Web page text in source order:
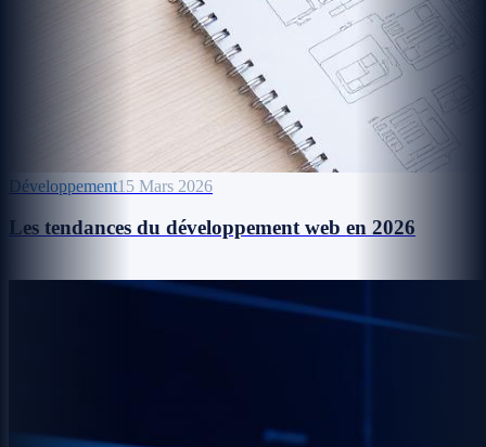
Développement15 Mars 2026
Les tendances du développement web en 2026